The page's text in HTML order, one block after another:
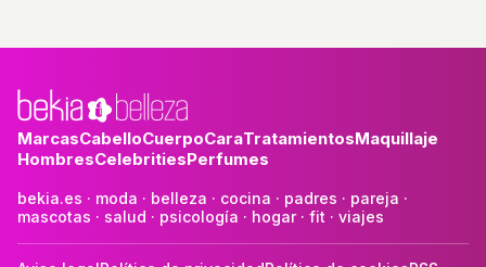
MarcasCabelloCuerpoCaraTratamientosMaquillaje
HombresCelebritiesPerfumes
bekia.es · moda · belleza · cocina · padres · pareja ·
mascotas · salud · psicología · hogar· fit · viajes